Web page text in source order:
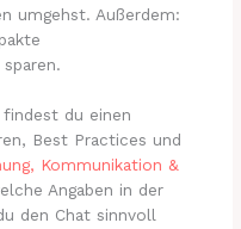
umgehst. Außerdem:
du einen
Best Practices und
Kommunikation &
Angaben in der
den Chat sinnvoll